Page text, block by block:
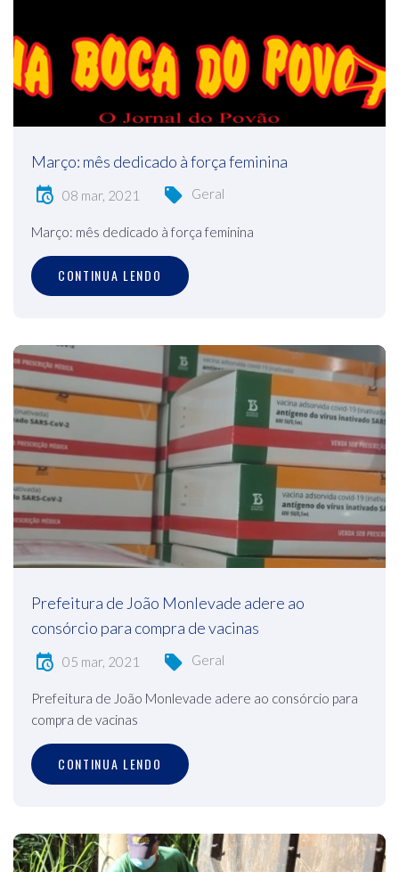
Março: mês dedicado à força feminina
08 mar, 2021 Geral
Março: mês dedicado à força feminina
CONTINUA LENDO
Prefeitura de João Monlevade adere ao
consórcio para compra de vacinas
05 mar, 2021 Geral
Prefeitura de João Monlevade adere ao consórcio para
compra de vacinas
CONTINUA LENDO